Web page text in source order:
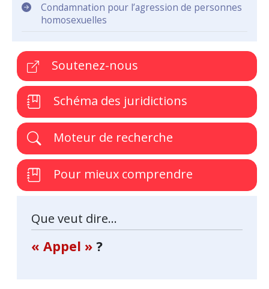
Condamnation pour l’agression de personnes
homosexuelles
Soutenez-nous
Schéma des juridictions
Moteur de recherche
Pour mieux comprendre
Que veut dire...
« Appel » ?